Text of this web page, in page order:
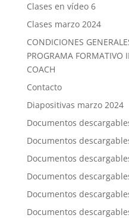
Clases en vídeo 6
Clases marzo 2024
CONDICIONES
PROGRAMA FORMATIVO
COACH
Contacto
Diapositivas marzo 2024
Documentos
Documentos
Documentos
Documentos
Documentos
Documentos